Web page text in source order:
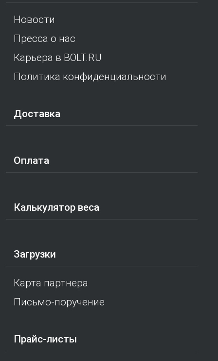
Новости
Пресса о нас
Карьера в BOLT.RU
Политика конфиденциальности
Доставка
Оплата
Калькулятор веса
Загрузки
Карта партнера
Письмо-поручение
Прайс-листы